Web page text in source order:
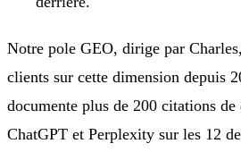
Notre pole GEO, dirige par
clients sur cette dimension depuis
documente plus de 200 citations
ChatGPT et Perplexity sur les 12